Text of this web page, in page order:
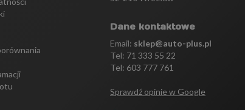
Dane kontaktowe
Email: sklep@auto-plus.pl
Tel: 71 333 55 22
Tel: 603 777 761
Sprawdź opinie w Google